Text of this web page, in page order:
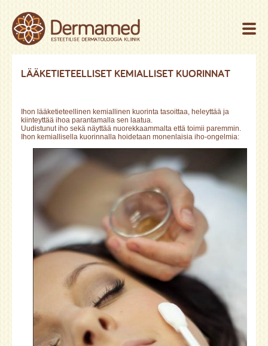
LÄÄKETIETEELLISET KEMIALLISET KUORINNAT
Ihon lääketieteellinen kemiallinen kuorinta tasoittaa, heleyttää ja
kiinteyttää ihoa parantamalla sen laatua.
Uudistunut iho sekä näyttää nuorekkaammalta että toimii paremmin.
Ihon kemiallisella kuorinnalla hoidetaan monenlaisia iho-ongelmia: